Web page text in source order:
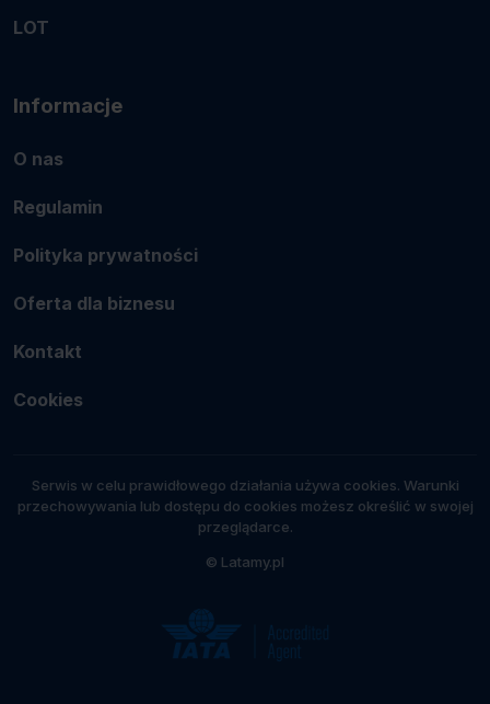
LOT
Informacje
O nas
Regulamin
Polityka prywatności
Oferta dla biznesu
Kontakt
Cookies
Serwis w celu prawidłowego działania używa cookies. Warunki
przechowywania lub dostępu do cookies możesz określić w swojej
przeglądarce.
© Latamy.pl